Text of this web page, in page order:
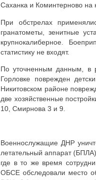
Саханка и Коминтерново на
При обстрелах
гранатометы, зенитные
крупнокалиберное.
статистику не входят.
По уточненным данным, в
Горловке поврежден
Никитовском районе
две хозяйственные
10, Смирнова 3 и 9.
Военнослужащие ДНР
летательный аппарат
где в то же время
ОБСЕ обследовали место